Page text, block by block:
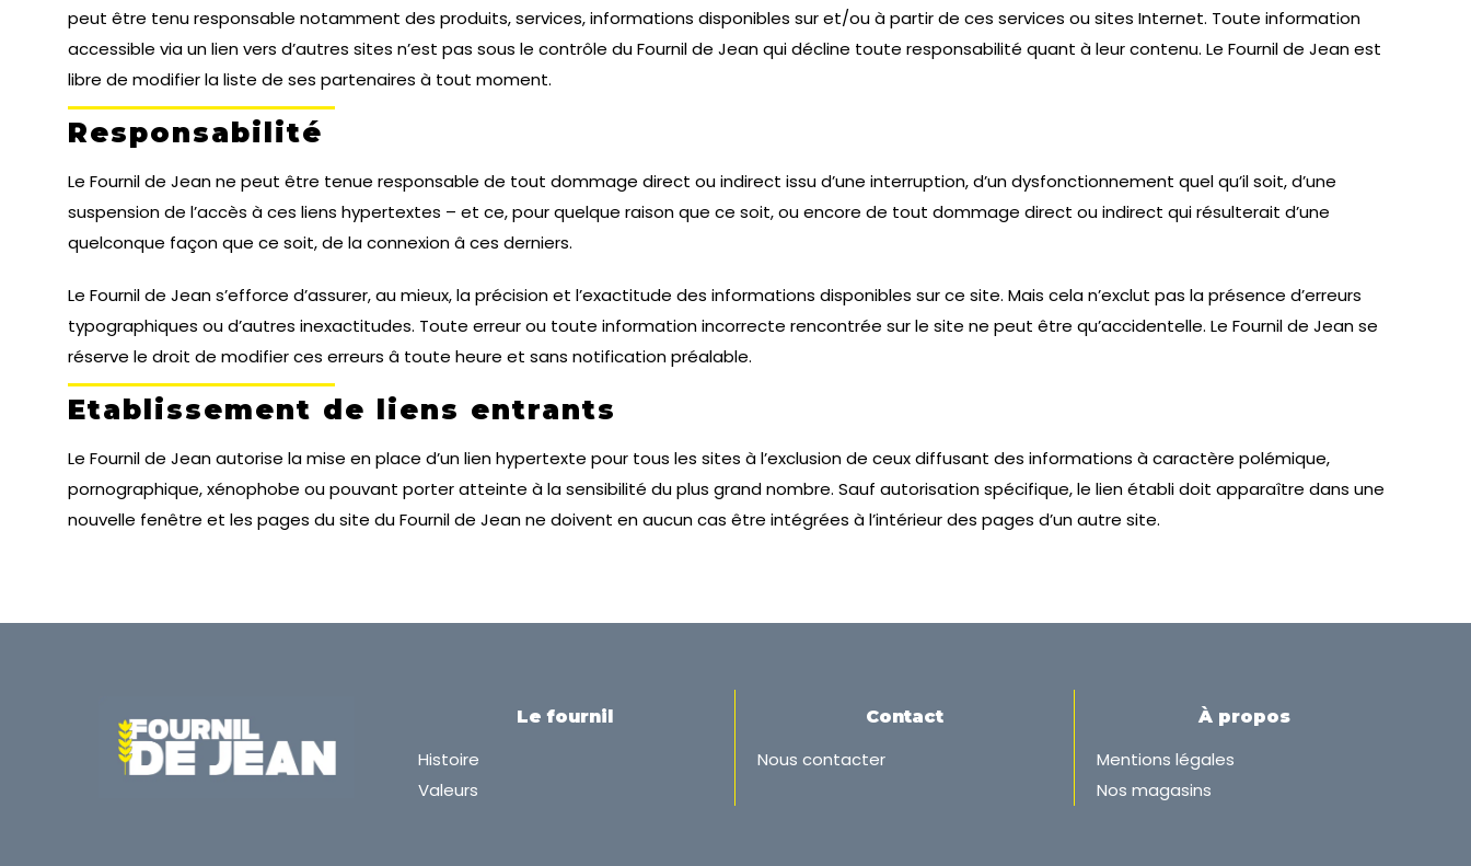
peut être tenu responsable notamment des produits, services, informations disponibles sur et/ou à partir de ces services ou sites Internet. Toute information
accessible via un lien vers d’autres sites n’est pas sous le contrôle du Fournil de Jean qui décline toute responsabilité quant à leur contenu. Le Fournil de Jean est
libre de modifier la liste de ses partenaires à tout moment.
Responsabilité
Le Fournil de Jean ne peut être tenue responsable de tout dommage direct ou indirect issu d’une interruption, d’un dysfonctionnement quel qu’il soit, d’une
suspension de l’accès à ces liens hypertextes – et ce, pour quelque raison que ce soit, ou encore de tout dommage direct ou indirect qui résulterait d’une
quelconque façon que ce soit, de la connexion â ces derniers.
Le Fournil de Jean s’efforce d’assurer, au mieux, la précision et l’exactitude des informations disponibles sur ce site. Mais cela n’exclut pas la présence d’erreurs
typographiques ou d’autres inexactitudes. Toute erreur ou toute information incorrecte rencontrée sur le site ne peut être qu’accidentelle. Le Fournil de Jean se
réserve le droit de modifier ces erreurs â toute heure et sans notification préalable.
Etablissement de liens entrants
Le Fournil de Jean autorise la mise en place d’un lien hypertexte pour tous les sites à l’exclusion de ceux diffusant des informations à caractère polémique,
pornographique, xénophobe ou pouvant porter atteinte à la sensibilité du plus grand nombre. Sauf autorisation spécifique, le lien établi doit apparaître dans une
nouvelle fenêtre et les pages du site du Fournil de Jean ne doivent en aucun cas être intégrées à l’intérieur des pages d’un autre site.
Le fournil
Histoire
Valeurs
Contact
Nous contacter
À propos
Mentions légales
Nos magasins